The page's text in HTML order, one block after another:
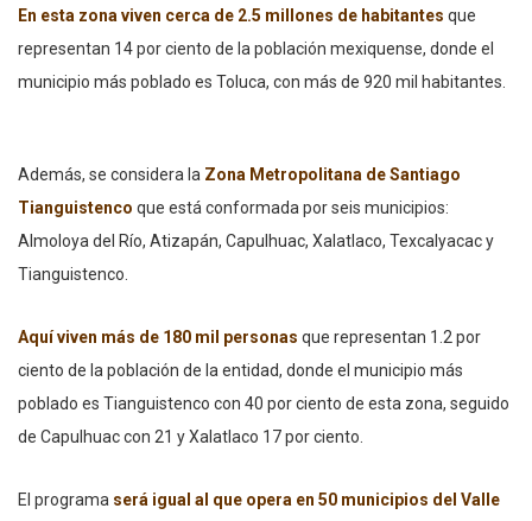
En esta zona viven cerca de 2.5 millones de habitantes que
representan 14 por ciento de la población mexiquense, donde el
municipio más poblado es Toluca, con más de 920 mil habitantes.
Además, se considera la Zona Metropolitana de Santiago
Tianguistenco que está conformada por seis municipios:
Almoloya del Río, Atizapán, Capulhuac, Xalatlaco, Texcalyacac y
Tianguistenco.
Aquíviven más de 180 mil personas que representan 1.2 por
ciento de la población de la entidad, donde el municipio más
poblado es Tianguistenco con 40 por ciento de esta zona, seguido
de Capulhuac con 21 y Xalatlaco 17 por ciento.
El programa será igual al que opera en 50 municipios del Valle